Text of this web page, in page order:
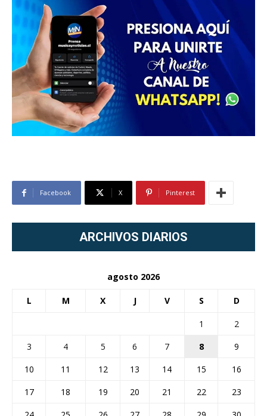
Facebook X Pinterest
ARCHIVOS DIARIOS
agosto 2026
L M X J V S D
1
2
3
4 5 6 7 8
9
10
11 12 13 14 15
16
17
18 19 20 21 22
23